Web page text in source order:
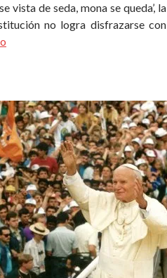
vista de seda, mona se queda’, la
no logra disfrazarse con